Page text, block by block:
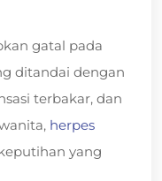
gatal pada
ditandai dengan
terbakar, dan
herpes
yang